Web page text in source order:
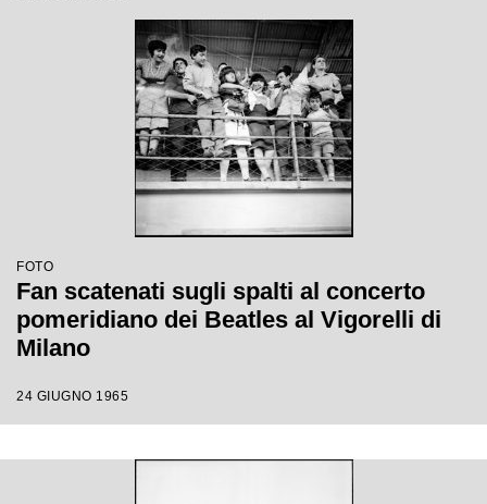
FOTO
Fan scatenati sugli spalti al concerto
pomeridiano dei Beatles al Vigorelli di
Milano
24 GIUGNO 1965